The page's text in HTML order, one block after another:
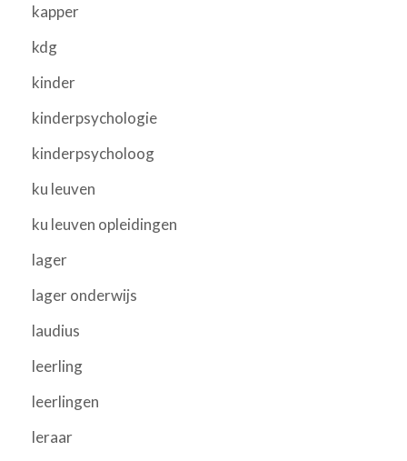
kapper
kdg
kinder
kinderpsychologie
kinderpsycholoog
ku leuven
ku leuven opleidingen
lager
lager onderwijs
laudius
leerling
leerlingen
leraar